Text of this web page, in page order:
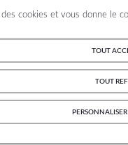
cookies et vous donne le
TOUT
TOUT